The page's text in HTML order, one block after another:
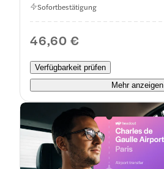
Sofortbestätigung
46,60 €
Verfügbarkeit prüfen
Mehr anzeigen